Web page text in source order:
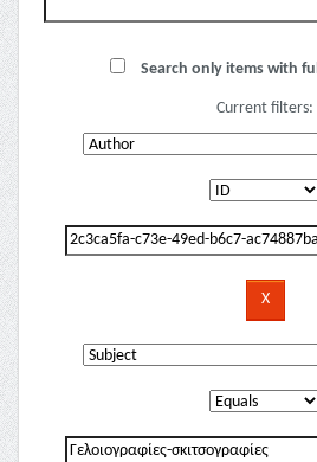
Search only items with
Current filters: